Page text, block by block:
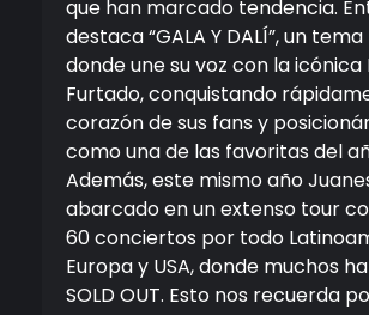
que han marcado tendencia.
destaca “GALA Y DALÍ”, un
donde une su voz con la icónica
Furtado, conquistando
corazón de sus fans y
como una de las favoritas del
Además, este mismo año
abarcado en un extenso tour
60 conciertos por todo
Europa y USA, donde muchos
SOLD OUT. Esto nos recuerda